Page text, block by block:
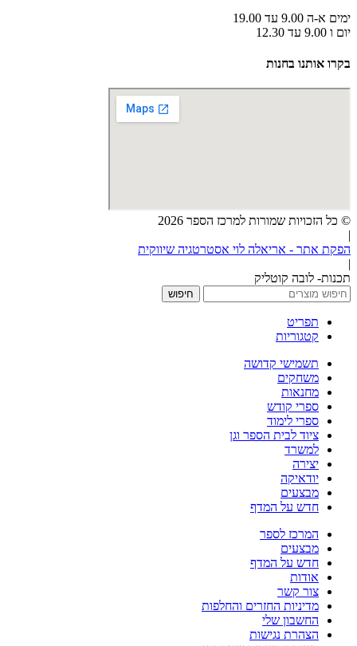
ימים א-ה 9.00 עד 19.00
יום ו 9.00 עד 12.30
בקרו אותנו בחנות
© כל הזכויות שמורות למרכז הספר 2026
|
הפקת אתר - אריאלה לוי אסטרטגיה שיווקית
|
תכנות- לובה קוטליק
חיפוש
תפריט
קטגוריות
תשמישי קדושה
משחקים
מחנאות
ספרי קודש
ספרי לימוד
ציוד לבית הספר וגן
למשרד
יצירה
יודאיקה
מבצעים
חדש על המדף
המרכז לספר
מבצעים
חדש על המדף
אודות
צור קשר
מדיניות החזרים והחלפות
החשבון שלי
הצהרת נגישות